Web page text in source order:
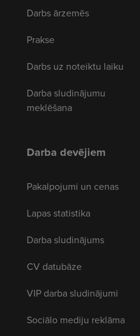
Darbs ārzemēs
Prakse
Darbs uz noteiktu laiku
Darba sludinājumu
meklēšana
Darba devējiem
Pakalpojumi un cenas
Lapas statistika
Darba sludinājums
CV datubāze
VIP darba sludinājumi
Sociālo mediju reklāma